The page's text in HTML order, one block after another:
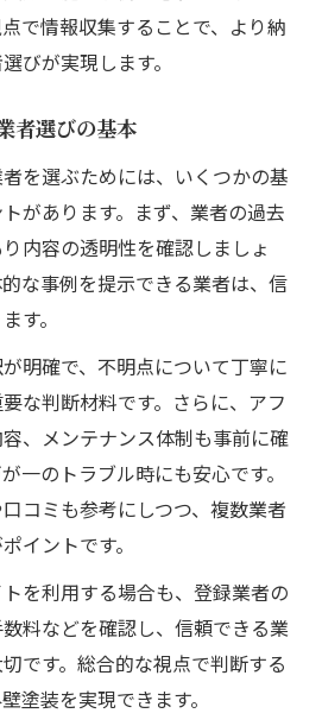
で情報収集することで、より納
びが実現します。
者選びの基本
を選ぶためには、いくつかの基
があります。まず、業者の過去
内容の透明性を確認しましょ
な事例を提示できる業者は、信
す。
明確で、不明点について丁寧に
な判断材料です。さらに、アフ
、メンテナンス体制も事前に確
一のトラブル時にも安心です。
コミも参考にしつつ、複数業者
イントです。
を利用する場合も、登録業者の
料などを確認し、信頼できる業
です。総合的な視点で判断する
塗装を実現できます。